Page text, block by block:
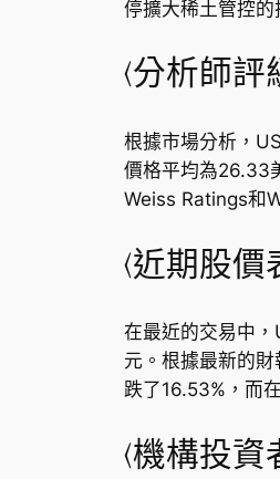
停擴大稀土管控的
〈分析師
根據市場分析，
價格平均為26.33
Weiss Ratings和
〈近期股價
在最近的交易中
元。根據最新的
跌了16.53%，而
〈機構投資